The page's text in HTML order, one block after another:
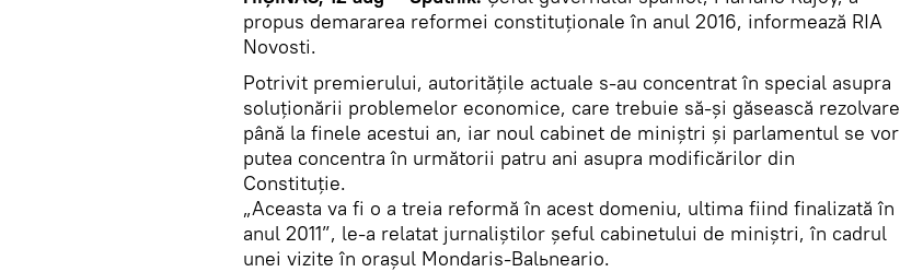
propus demararea reformei constituţionale în anul 2016, informează RIA
Novosti.
Potrivit premierului, autorităţile actuale s-au concentrat în special asupra
soluţionării problemelor economice, care trebuie să-şi găsească rezolvare
până la finele acestui an, iar noul cabinet de miniştri şi parlamentul se vor
putea concentra în următorii patru ani asupra modificărilor din
Constituţie.
„Aceasta va fi o a treia reformă în acest domeniu, ultima fiind finalizată în
anul 2011”, le-a relatat jurnaliştilor şeful cabinetului de miniştri, în cadrul
unei vizite în oraşul Mondaris-Balьneario.